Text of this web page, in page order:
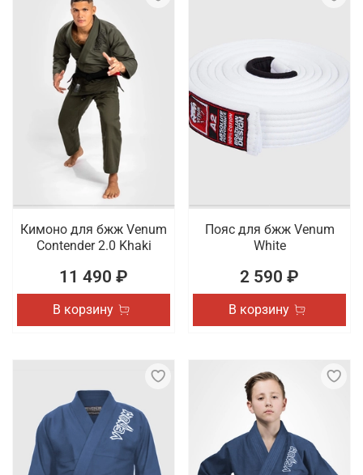
Кимоно для бжж Venum
Contender 2.0 Khaki
11 490 ₽
В корзину
Пояс для бжж Venum
White
2 590 ₽
В корзину